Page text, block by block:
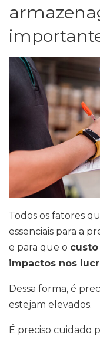
Todos os fatores
essenciais para a
e para que o custo
impactos nos
Dessa forma, é
estejam elevados.
É preciso cuidado